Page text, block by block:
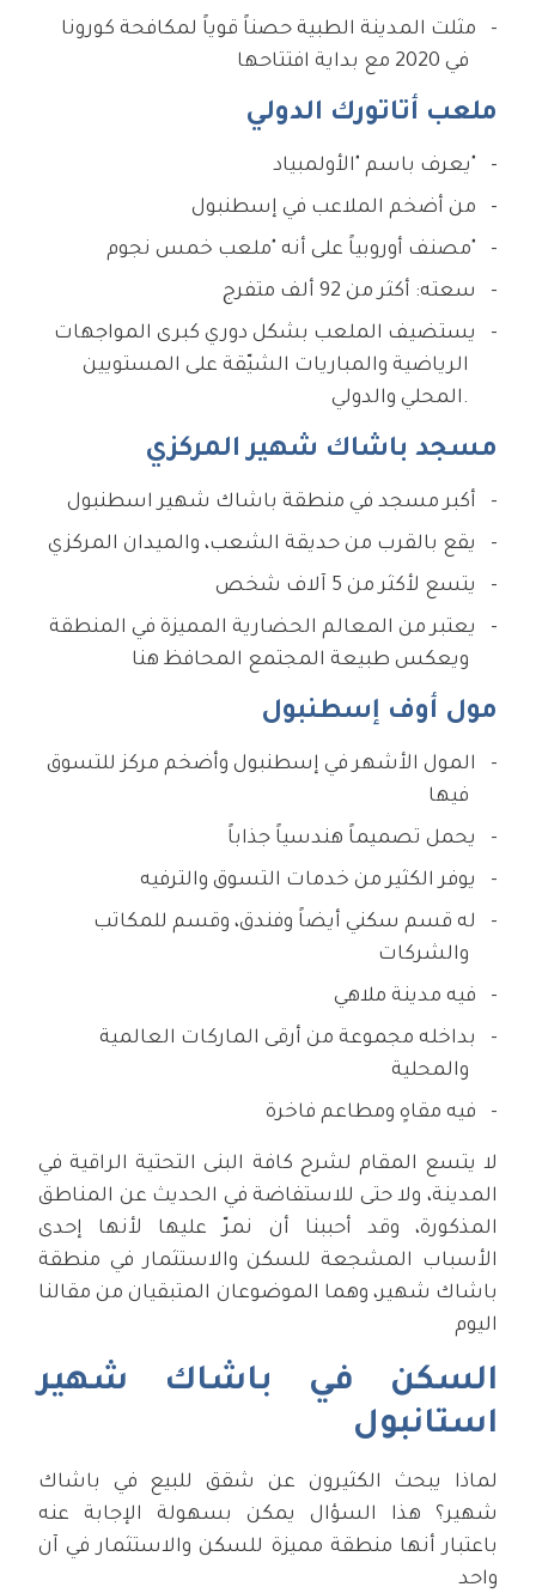
مثلت المدينة الطبية حصناً قوياً لمكافحة كورونا
في 2020 مع بداية افتتاحها
ملعب أتاتورك الدولي
يعرف باسم "الأولمبياد"
من أضخم الملاعب في إسطنبول
مصنف أوروبياً على أنه "ملعب خمس نجوم"
سعته: أكثر من 92 ألف متفرج
يستضيف الملعب بشكل دوري كبرى المواجهات
الرياضية والمباريات الشيّقة على المستويين
المحلي والدولي.
مسجد باشاك شهير المركزي
أكبر مسجد في منطقة باشاك شهير اسطنبول
يقع بالقرب من حديقة الشعب، والميدان المركزي
يتسع لأكثر من 5 آلاف شخص
يعتبر من المعالم الحضارية المميزة في المنطقة
ويعكس طبيعة المجتمع المحافظ هنا
مول أوف إسطنبول
المول الأشهر في إسطنبول وأضخم مركز للتسوق
فيها
يحمل تصميماً هندسياً جذاباً
يوفر الكثير من خدمات التسوق والترفيه
له قسم سكني أيضاً وفندق، وقسم للمكاتب
والشركات
فيه مدينة ملاهي
بداخله مجموعة من أرقى الماركات العالمية
والمحلية
فيه مقاهٍ ومطاعم فاخرة
لا يتسع المقام لشرح كافة البنى التحتية الراقية في
المدينة، ولا حتى للاستفاضة في الحديث عن المناطق
المذكورة، وقد أحببنا أن نمرّ عليها لأنها إحدى
الأسباب المشجعة للسكن والاستثمار في منطقة
باشاك شهير، وهما الموضوعان المتبقيان من مقالنا
اليوم
السكن في باشاك شهير
استانبول
لماذا يبحث الكثيرون عن شقق للبيع في باشاك
شهير؟ هذا السؤال يمكن بسهولة الإجابة عنه
باعتبار أنها منطقة مميزة للسكن والاستثمار في آن
واحد